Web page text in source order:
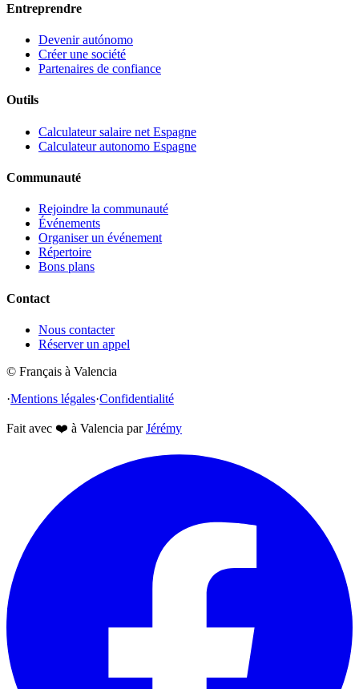
Entreprendre
Devenir autónomo
Créer une société
Partenaires de confiance
Outils
Calculateur salaire net Espagne
Calculateur autonomo Espagne
Communauté
Rejoindre la communauté
Événements
Organiser un événement
Répertoire
Bons plans
Contact
Nous contacter
Réserver un appel
© Français à Valencia
·Mentions légales·Confidentialité
Fait avec ❤️ à Valencia par Jérémy